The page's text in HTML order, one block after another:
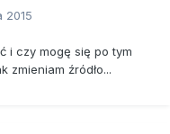
2015
i czy mogę się po tym
zmieniam źródło...